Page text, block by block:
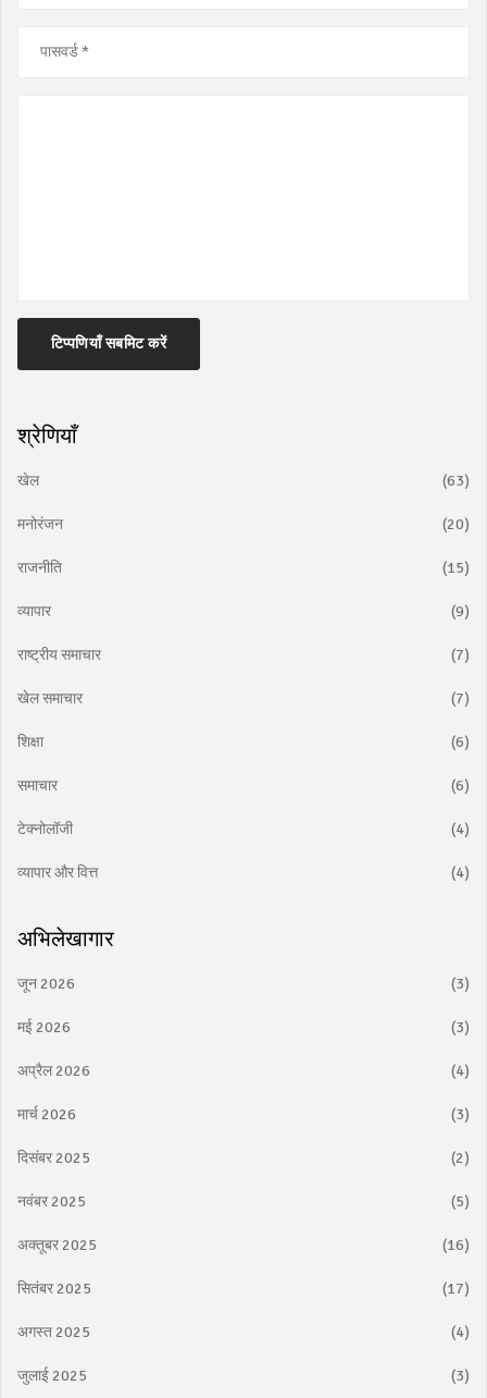
टिप्पणियाँ सबमिट करें
श्रेणियाँ
खेल (63)
मनोरंजन (20)
राजनीति (15)
व्यापार (9)
राष्ट्रीय समाचार (7)
खेल समाचार (7)
शिक्षा (6)
समाचार (6)
टेक्नोलॉजी (4)
व्यापार और वित्त (4)
अभिलेखागार
जून 2026 (3)
मई 2026 (3)
अप्रैल 2026 (4)
मार्च 2026 (3)
दिसंबर 2025 (2)
नवंबर 2025 (5)
अक्तूबर 2025 (16)
सितंबर 2025 (17)
अगस्त 2025 (4)
जुलाई 2025 (3)